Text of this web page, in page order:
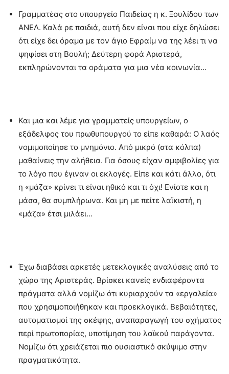
Γραμματέας στο υπουργείο Παιδείας η κ. Ξουλίδου των
ΑΝΕΛ. Καλά ρε παιδιά, αυτή δεν είναι που είχε δηλώσει
ότι είχε δει όραμα με τον άγιο Εφραίμ να της λέει τι να
ψηφίσει στη Βουλή; Δεύτερη φορά Αριστερά,
εκπληρώνονται τα οράματα για μια νέα κοινωνία…
Και μια και λέμε για γραμματείς υπουργείων, ο
εξάδελφος του πρωθυπουργού το είπε καθαρά: Ο λαός
νομιμοποίησε το μνημόνιο. Από μικρό (στα κόλπα)
μαθαίνεις την αλήθεια. Για όσους είχαν αμφιβολίες για
το λόγο που έγιναν οι εκλογές. Είπε και κάτι άλλο, ότι
η «μάζα» κρίνει τι είναι ηθικό και τι όχι! Ενίοτε και η
μάσα, θα συμπλήρωνα. Και μη με πείτε λαϊκιστή, η
«μάζα» έτσι μιλάει…
Έχω διαβάσει αρκετές μετεκλογικές αναλύσεις από το
χώρο της Αριστεράς. Βρίσκει κανείς ενδιαφέροντα
πράγματα αλλά νομίζω ότι κυριαρχούν τα «εργαλεία»
που χρησιμοποιήθηκαν και προεκλογικά. Βεβαιότητες,
αυτοματισμοί της σκέψης, αναπαραγωγή του σχήματος
περί πρωτοπορίας, υποτίμηση του λαϊκού παράγοντα.
Νομίζω ότι χρειάζεται πιο ουσιαστικό σκύψιμο στην
πραγματικότητα.